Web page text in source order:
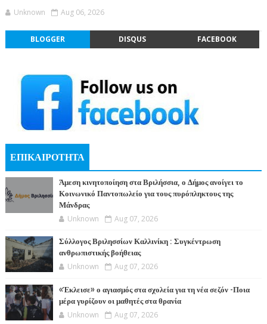
Unknown Aug 06, 2026
BLOGGER DISQUS FACEBOOK
ΕΠΙΚΑΙΡΟΤΗΤΑ
Άμεση κινητοποίηση στα Βριλήσσια, ο Δήμος ανοίγει το
Κοινωνικό Παντοπωλείο για τους πυρόπληκτους της
Μάνδρας
Unknown Aug 07, 2026
Σύλλογος Βριλησσίων Καλλινίκη : Συγκέντρωση
ανθρωπιστικής βοήθειας
Unknown Aug 07, 2026
«Έκλεισε» ο αγιασμός στα σχολεία για τη νέα σεζόν -Ποια
μέρα γυρίζουν οι μαθητές στα θρανία
Unknown Aug 07, 2026